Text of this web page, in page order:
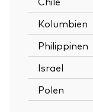
Kolumbien
Philippinen
Israel
Polen